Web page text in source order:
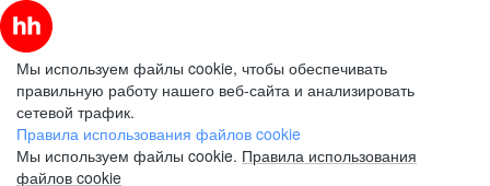
Мы используем файлы cookie, чтобы обеспечивать
правильную работу нашего веб-сайта и анализировать
сетевой трафик.
Правила использования файлов cookie
Мы используем файлы cookie. Правила использования
файлов cookie